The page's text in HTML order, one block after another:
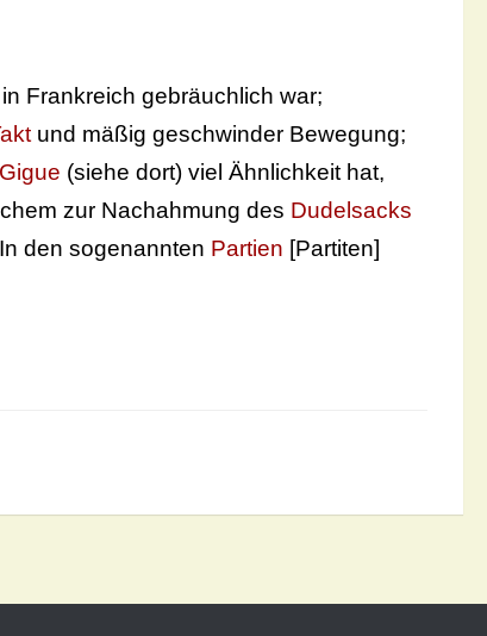
Frankreich gebräuchlich war;
und mäßig geschwinder Bewegung;
Gigue (siehe dort) viel Ähnlichkeit hat,
zur Nachahmung des Dudelsacks
den sogenannten Partien [Partiten]